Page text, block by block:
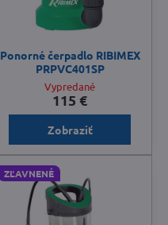
Ponorné čerpadlo RIBIMEX
PRPVC401SP
Vypredané
115 €
Zobraziť
ZĽAVNENÉ